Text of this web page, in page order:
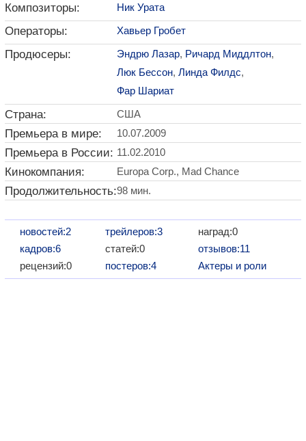
Композиторы: Ник Урата
Операторы: Хавьер Гробет
Продюсеры: Эндрю Лазар, Ричард Миддлтон,
Люк Бессон, Линда Филдс,
Фар Шариат
Страна: США
Премьера в мире: 10.07.2009
Премьера в России: 11.02.2010
Кинокомпания: Europa Corp., Mad Chance
Продолжительность:98 мин.
новостей:2
кадров:6
рецензий:0
трейлеров:3
статей:0
постеров:4
наград:0
отзывов:11
Актеры и роли